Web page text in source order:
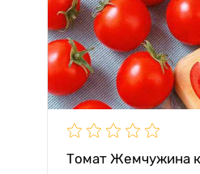
Томат Жемчужина